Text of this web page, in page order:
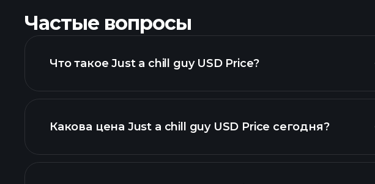
Частые вопросы
Что такое Just a chill guy USD Price?
Какова цена Just a chill guy USD Price сегодня?